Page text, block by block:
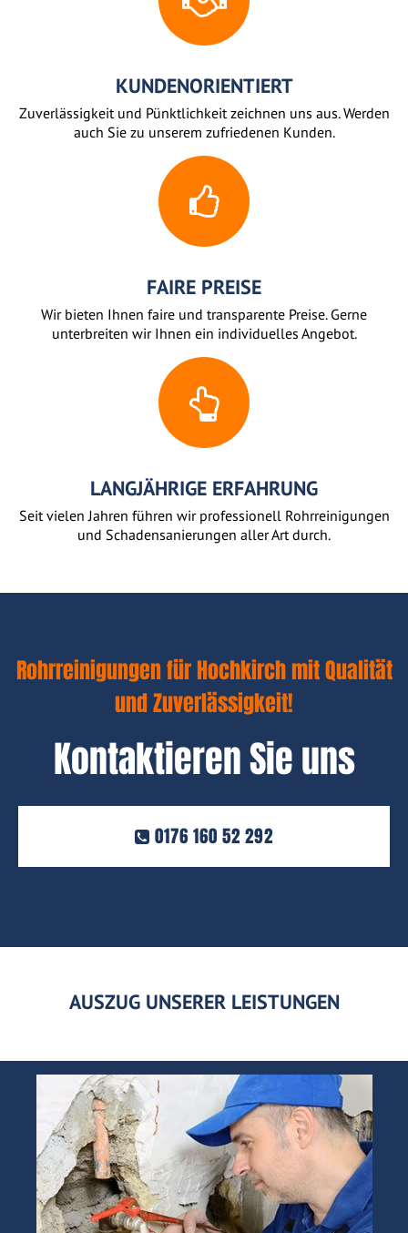
KUNDENORIENTIERT
Zuverlässigkeit und Pünktlichkeit zeichnen uns aus. Werden
auch Sie zu unserem zufriedenen Kunden.
FAIRE PREISE
Wir bieten Ihnen faire und transparente Preise. Gerne
unterbreiten wir Ihnen ein individuelles Angebot.
LANGJÄHRIGE ERFAHRUNG
Seit vielen Jahren führen wir professionell Rohrreinigungen
und Schadensanierungen aller Art durch.
Rohrreinigungen für Hochkirch mit Qualität
und Zuverlässigkeit!
Kontaktieren Sie uns
0176 160 52 292
AUSZUG UNSERER LEISTUNGEN